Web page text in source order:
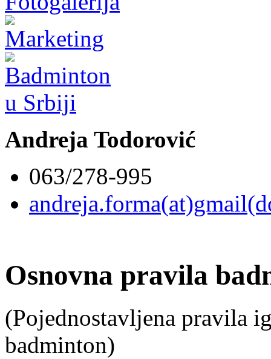
Andreja Todorović
063/278-995
Osnovna pravila
(Pojednostavljena pravila
badminton)